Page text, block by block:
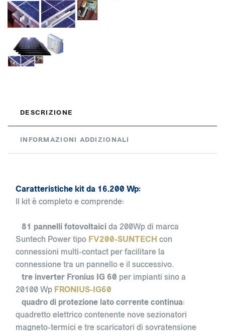
DESCRIZIONE
INFORMAZIONI ADDIZIONALI
Caratteristiche kit da 16.200 Wp:
Il kit è completo e comprende:
81 pannelli fotovoltaicida 200Wp di marca
Suntech Power tipo FV200-SUNTECH con
connessioni multi-contact per facilitare la
connessione tra un pannello e il successivo.
tre inverter Fronius IG 60 per impianti sino a
20100 Wp FRONIUS-IG60
quadro di protezione lato corrente continua:
quadretto elettrico contenente nove sezionatori
magneto-termici e tre scaricatori di sovratensione